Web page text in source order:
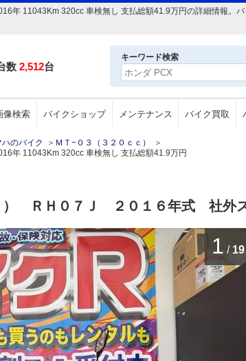
年 11043Km 320cc 車検無し 支払総額41.9万円の詳細情報。
数 2,512台
キーワード検索
像検索 バイクショップ メンテナンス バイク買取
ハのバイク ＞ ＭＴ−０３（３２０ｃｃ）
＞
年 11043Km 320cc 車検無し 支払総額41.9万円
） ＲＨ０７Ｊ ２０１６年式 社外
1 / 19